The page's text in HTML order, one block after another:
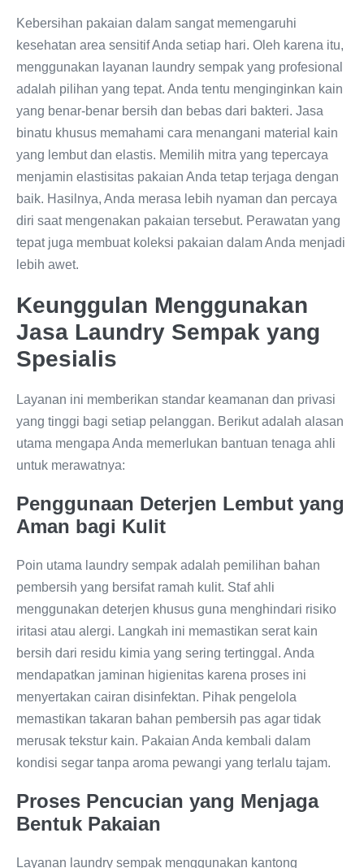
Kebersihan pakaian dalam sangat memengaruhi
kesehatan area sensitif Anda setiap hari. Oleh karena itu,
menggunakan layanan laundry sempak yang profesional
adalah pilihan yang tepat. Anda tentu menginginkan kain
yang benar-benar bersih dan bebas dari bakteri. Jasa
binatu khusus memahami cara menangani material kain
yang lembut dan elastis. Memilih mitra yang tepercaya
menjamin elastisitas pakaian Anda tetap terjaga dengan
baik. Hasilnya, Anda merasa lebih nyaman dan percaya
diri saat mengenakan pakaian tersebut. Perawatan yang
tepat juga membuat koleksi pakaian dalam Anda menjadi
lebih awet.
Keunggulan Menggunakan
Jasa Laundry Sempak yang
Spesialis
Layanan ini memberikan standar keamanan dan privasi
yang tinggi bagi setiap pelanggan. Berikut adalah alasan
utama mengapa Anda memerlukan bantuan tenaga ahli
untuk merawatnya:
Penggunaan Deterjen Lembut yang
Aman bagi Kulit
Poin utama laundry sempak adalah pemilihan bahan
pembersih yang bersifat ramah kulit. Staf ahli
menggunakan deterjen khusus guna menghindari risiko
iritasi atau alergi. Langkah ini memastikan serat kain
bersih dari residu kimia yang sering tertinggal. Anda
mendapatkan jaminan higienitas karena proses ini
menyertakan cairan disinfektan. Pihak pengelola
memastikan takaran bahan pembersih pas agar tidak
merusak tekstur kain. Pakaian Anda kembali dalam
kondisi segar tanpa aroma pewangi yang terlalu tajam.
Proses Pencucian yang Menjaga
Bentuk Pakaian
Layanan laundry sempak menggunakan kantong